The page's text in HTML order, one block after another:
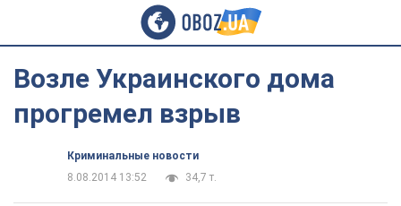
Возле Украинского дома
прогремел взрыв
Криминальные новости
8.08.2014 13:52
34,7 т.